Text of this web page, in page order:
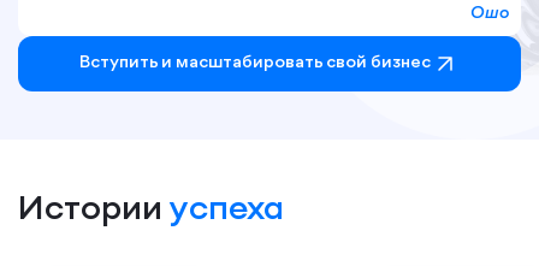
Ошо
Вступить и маcштабировать свой бизнес
Истории успеха